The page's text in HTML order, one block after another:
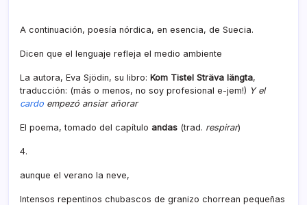
A continuación, poesí­a nórdica, en esencia, de Suecia.
Dicen que el lenguaje refleja el medio ambiente
La autora, Eva Sjödin, su libro: Kom Tistel Sträva längta,
traducción: (más o menos, no soy profesional e-jem!) Y el
cardo empezó ansiar añorar
El poema, tomado del capí­tulo andas (trad. respirar)
4.
aunque el verano la neve,
Intensos repentinos chubascos de granizo chorrean pequeñas